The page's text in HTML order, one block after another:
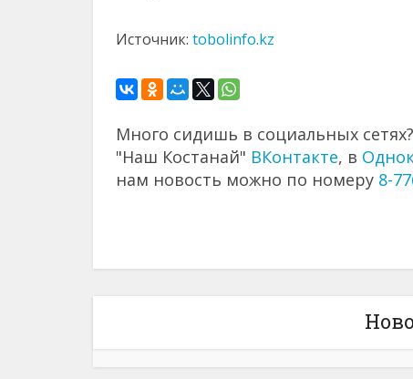
Источник: tobolinfo.kz
Много сидишь в социальных
"Наш Костанай" ВКонтакте, в
нам новость можно по номеру 8-